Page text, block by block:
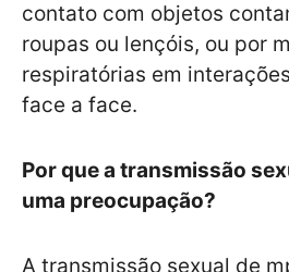
contato com objetos
roupas ou lençóis, ou por
respiratórias em
face a face.
Por que a transmissão
uma preocupação?
A transmissão sexual de